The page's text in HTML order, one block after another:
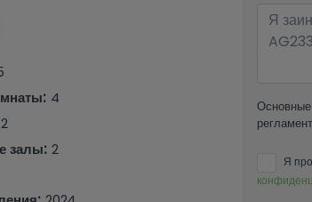
кладовую, частный
подходящие для
Хавея, в 10 минутах езды
международные школы. Эта
проживания, так и для
4
2
залы: 2
Основные
Я